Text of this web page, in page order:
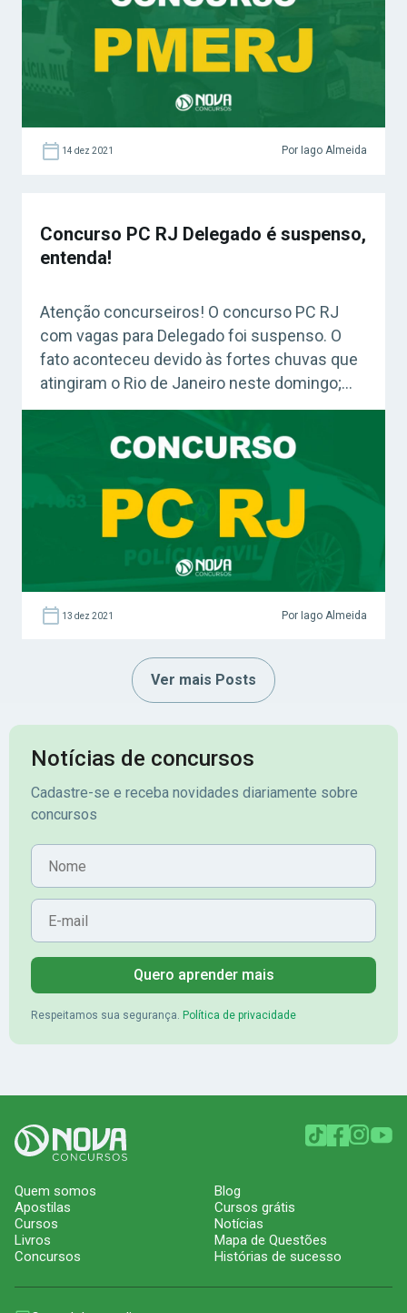
Estudos (Grátis) Concurso PMERJ: quando
sairá o edital? É […]
14 dez 2021 Por Iago Almeida
Concurso PC RJ Delegado é suspenso,
entenda!
Atenção concurseiros! O concurso PC RJ
com vagas para Delegado foi suspenso. O
fato aconteceu devido às fortes chuvas que
atingiram o Rio de Janeiro neste domingo;
escolas foram atingidas e tetos caíram em
duas salas! O certame oferta 50 vagas!
Acesse agora o Curso Grátis INSS 2026!
Confira: Curso Grátis Polícia Civil RJ (Grátis)
13 dez 2021 Por Iago Almeida
Ver mais Posts
Notícias de concursos
Cadastre-se e receba novidades diariamente sobre
concursos
Nome
E-mail
Quero aprender mais
Respeitamos sua segurança. Política de privacidade
Quem somos
Apostilas
Cursos
Livros
Concursos
Blog
Cursos grátis
Notícias
Mapa de Questões
Histórias de sucesso